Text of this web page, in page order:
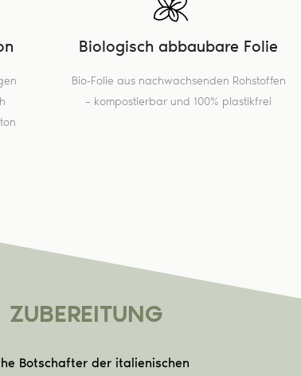
Biologisch abbaubare Folie
Bio-Folie aus nachwachsenden Rohstoffen
– kompostierbar und 100% plastikfrei
ZUBEREITUNG
Botschafter der italienischen